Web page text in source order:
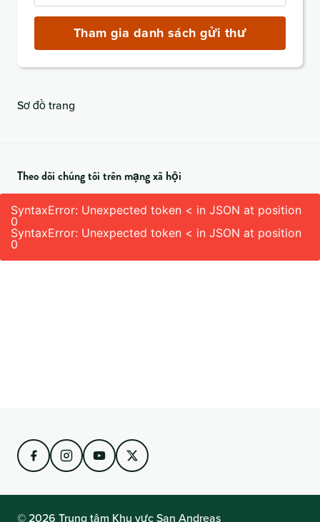
chỉ
(bắt
buộc)
Tham gia danh sách gửi thư
Sơ đồ trang
Theo dõi chúng tôi trên mạng xã hội
SyntaxError: Unexpected token < in JSON at position
0
SyntaxError: Unexpected token < in JSON at position
0
© 2026 Trung tâm Khu vực San Andreas